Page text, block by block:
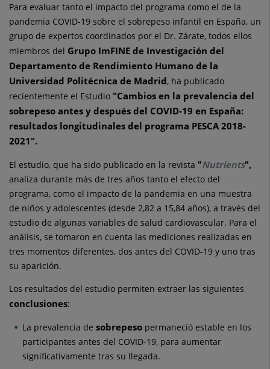
Para evaluar tanto el impacto del programa como el de la
pandemia COVID-19 sobre el sobrepeso infantil en España, un
grupo de expertos coordinados por el Dr. Zárate, todos ellos
miembros del Grupo ImFINE de Investigación del
Departamento de Rendimiento Humano de la
Universidad Politécnica de Madrid, ha publicado
recientemente el Estudio "Cambios en la prevalencia del
sobrepeso antes y después del COVID-19 en España:
resultados longitudinales del programa PESCA 2018-
2021".
El estudio, que ha sido publicado en la revista "Nutrients",
analiza durante más de tres años tanto el efecto del
programa, como el impacto de la pandemia en una muestra
de niños y adolescentes (desde 2,82 a 15,84 años), a través del
estudio de algunas variables de salud cardiovascular. Para el
análisis, se tomaron en cuenta las mediciones realizadas en
tres momentos diferentes, dos antes del COVID-19 y uno tras
su aparición.
Los resultados del estudio permiten extraer las siguientes
conclusiones:
La prevalencia desobrepeso permaneció estable en los
participantes antes del COVID-19, para aumentar
significativamente tras su llegada.